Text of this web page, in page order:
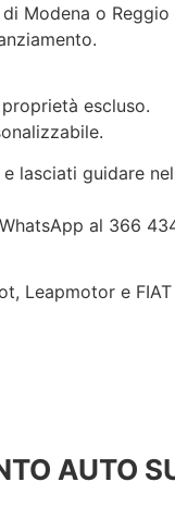
Modena o
escluso.
lasciati guidare
al 366
Leapmotor e
AUTO